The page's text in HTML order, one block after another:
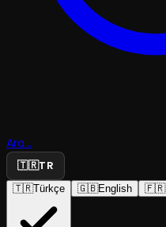
Ara...
🇹🇷TR
🇹🇷Türkçe 🇬🇧English 🇫🇷